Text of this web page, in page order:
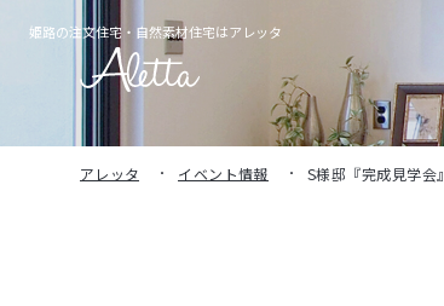
姫路の注文住宅・ 自然素材住宅はアレッタ
アレッタ イベント情報 S様邸『完成見学会』